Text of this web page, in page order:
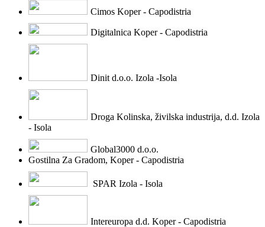
Cimos Koper - Capodistria
Digitalnica Koper - Capodistria
Dinit d.o.o. Izola -Isola
Droga Kolinska, živilska industrija, d.d. Izola
- Isola
Global3000 d.o.o.
Gostilna Za Gradom, Koper - Capodistria
SPAR Izola - Isola
Intereuropa d.d. Koper - Capodistria